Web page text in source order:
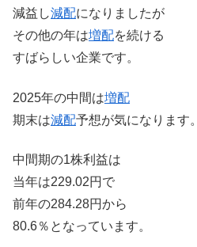
減益し減配になりましたが
その他の年は増配を続ける
すばらしい企業です。
2025年の中間は増配
期末は減配予想が気になります。
中間期の1株利益は
当年は229.02円で
前年の284.28円から
80.6％となっています。